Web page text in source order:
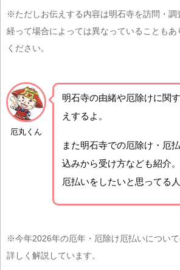
※ただしお伝えする内容は明石寺を訪問・調
経って場合によっては異なっていることも
ください。
厄丸くん
明石寺の由緒や厄除けに関
えするよ。
また明石寺での厄除け・厄
込みから受け方なども紹介
厄払いをしたいと思ってる
※今年2026年の厄年・厄除け厄払いについ
詳しく解説しています。